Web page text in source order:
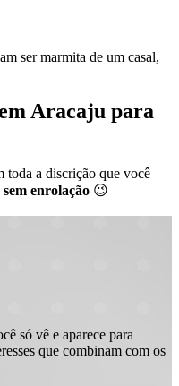
ser marmita de um casal,
Aracaju para
toda a discrição que você
enrolação 😉
só vê e aparece para
que combinam com os